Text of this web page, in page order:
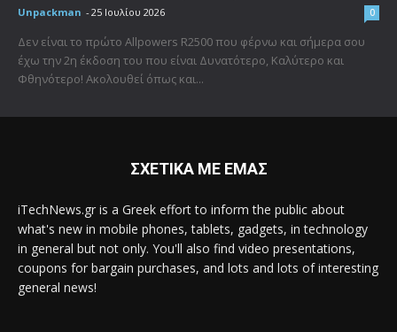
Unpackman - 25 Ιουλίου 2026 0
Δεν είναι το πρώτο Allpowers R2500 που φέρνω και σήμερα σου
έχω την 2η έκδοση του που είναι Δυνατότερο, Καλύτερο και
Φθηνότερο! Ακολουθεί όπως και...
ΣΧΕΤΙΚΑ ΜΕ ΕΜΑΣ
iTechNews.gr is a Greek effort to inform the public about
what's new in mobile phones, tablets, gadgets, in technology
in general but not only. You'll also find video presentations,
coupons for bargain purchases, and lots and lots of interesting
general news!